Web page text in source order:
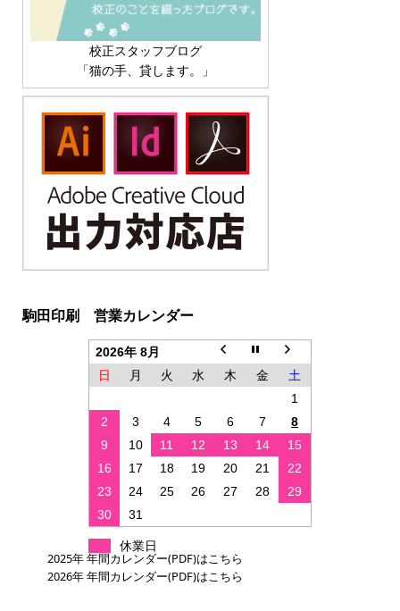
校正スタッフブログ
「猫の手、貸します。」
駒田印刷 営業カレンダー
2026年 8月
日
月 火 水 木 金
土
1
2
3 4 5 6 7
8
9
10 11 12 13 14
15
16
17 18 19 20 21
22
23
24 25 26 27 28
29
30
31
休業日
2025年 年間カレンダー(PDF)はこちら
2026年 年間カレンダー(PDF)はこちら